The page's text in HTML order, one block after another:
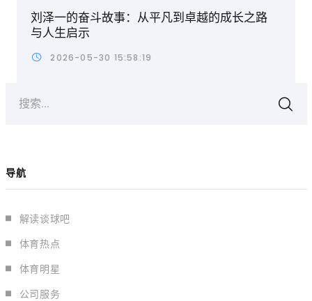
刘泽一的奋斗故事：从平凡到卓越的成长之路
与人生启示
2026-05-30 15:58:19
搜索...
导航
解读谈球吧
体育热点
体育明星
公司服务